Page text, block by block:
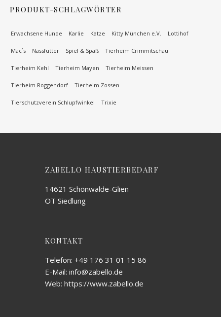
PRODUKT-SCHLAGWÖRTER
Erwachsene Hunde Karlie Katze Kitty München e.V. Lottihof
Mac´s Nassfutter Spiel & Spaß Tierheim Crimmitschau
Tierheim Kehl Tierheim Mayen Tierheim Meissen
Tierheim Roggendorf Tierheim Zossen
Tierschutzverein Schlupfwinkel Trixie
ZABELLO HAUSTIERBEDARF
14621 Schönwalde-Glien
OT Siedlung
KONTAKT
Telefon: +49 176 31 01 15 86
E-Mail: info@zabello.de
Web: https://www.zabello.de